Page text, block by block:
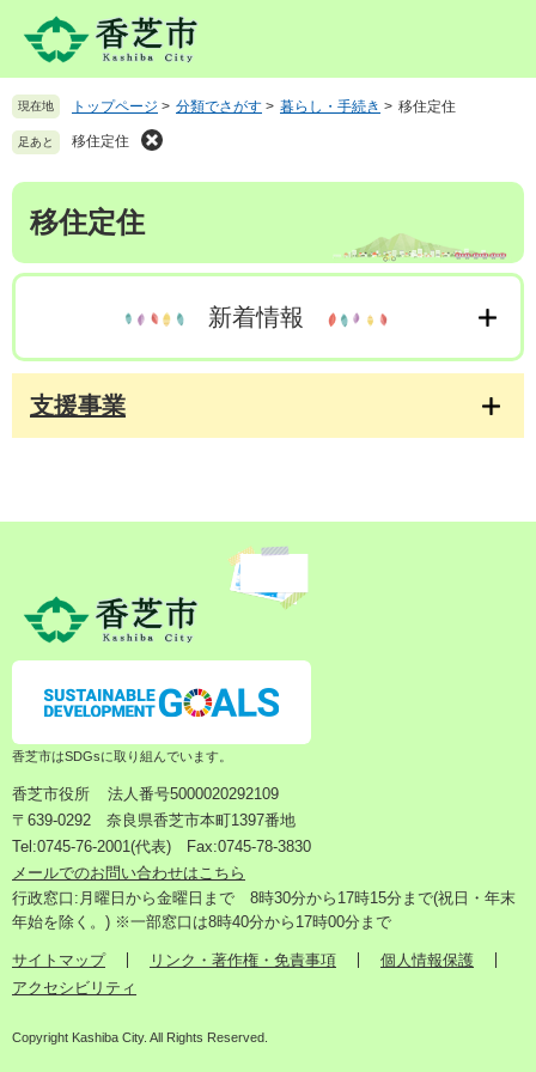
先
頭
す
を
飛
し
文
へ
現在地 トップページ > 分類でさがす > 暮らし・手続き > 移住定住
足あと 移住定住
本
移住定住
新着情報
支援事業
香芝市はSDGsに取り組んでいます。
香芝市役所
法人番号5000020292109
〒639-0292 奈良県香芝市本町1397番地
Tel:0745-76-2001(代表) Fax:0745-78-3830
メールでのお問い合わせはこちら
行政窓口:月曜日から金曜日まで 8時30分から17時15分まで(祝日・年末
年始を除く。) ※一部窓口は8時40分から17時00分まで
サイトマップ リンク・著作権・免責事項
個人情報保護
アクセシビリティ
Copyright Kashiba City. All Rights Reserved.